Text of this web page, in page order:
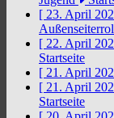
[ 23. April
[ 22. April
Startseite
[ 21. April
[ 21. April
Startseite